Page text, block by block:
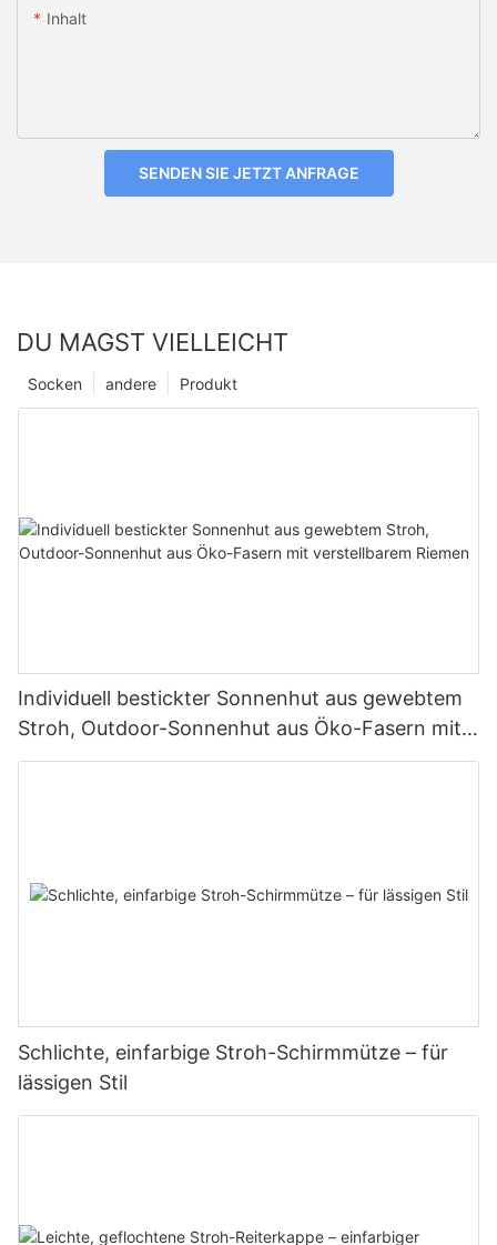
Inhalt
SENDEN SIE JETZT ANFRAGE
DU MAGST VIELLEICHT
Produkt
andere
Socken
Individuell bestickter Sonnenhut aus gewebtem
Stroh, Outdoor-Sonnenhut aus Öko-Fasern mit
verstellbarem Riemen
Schlichte, einfarbige Stroh-Schirmmütze – für
lässigen Stil